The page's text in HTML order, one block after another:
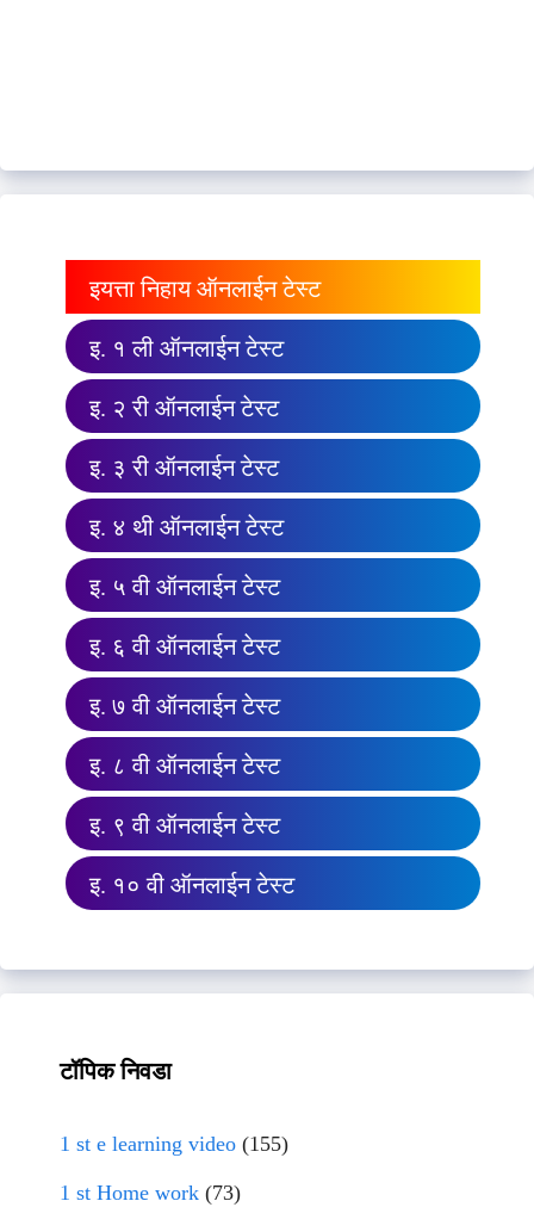
इयत्ता निहाय ऑनलाईन टेस्ट
इ. १ ली ऑनलाईन टेस्ट
इ. २ री ऑनलाईन टेस्ट
इ. ३ री ऑनलाईन टेस्ट
इ. ४ थी ऑनलाईन टेस्ट
इ. ५ वी ऑनलाईन टेस्ट
इ. ६ वी ऑनलाईन टेस्ट
इ. ७ वी ऑनलाईन टेस्ट
इ. ८ वी ऑनलाईन टेस्ट
इ. ९ वी ऑनलाईन टेस्ट
इ. १० वी ऑनलाईन टेस्ट
टॉपिक निवडा
1 st e learning video (155)
1 st Home work (73)